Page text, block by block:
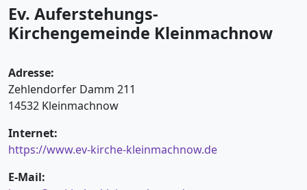
Ev. Auferstehungs-
Kirchengemeinde Kleinmachnow
Adresse:
Zehlendorfer Damm 211
14532 Kleinmachnow
Internet:
https://www.ev-kirche-kleinmachnow.de
E-Mail: